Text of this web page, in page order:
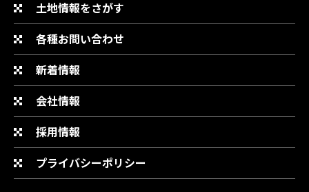
土地情報をさがす
各種お問い合わせ
新着情報
会社情報
採用情報
プライバシーポリシー